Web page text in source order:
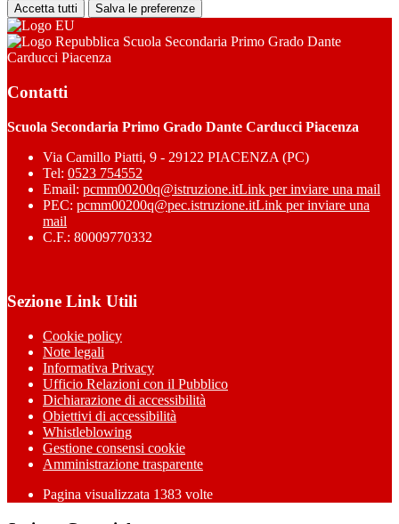
Accetta tutti Salva le preferenze
Scuola Secondaria Primo Grado Dante
Carducci Piacenza
Contatti
Scuola Secondaria Primo Grado Dante Carducci Piacenza
Via Camillo Piatti, 9 - 29122 PIACENZA (PC)
Tel: 0523 754552
Email: pcmm00200q@istruzione.itLink per inviare una mail
PEC: pcmm00200q@pec.istruzione.itLink per inviare una
mail
C.F.: 80009770332
Sezione Link Utili
Cookie policy
Note legali
Informativa Privacy
Ufficio Relazioni con il Pubblico
Dichiarazione di accessibilità
Obiettivi di accessibilità
Whistleblowing
Gestione consensi cookie
Amministrazione trasparente
Pagina visualizzata 1383 volte